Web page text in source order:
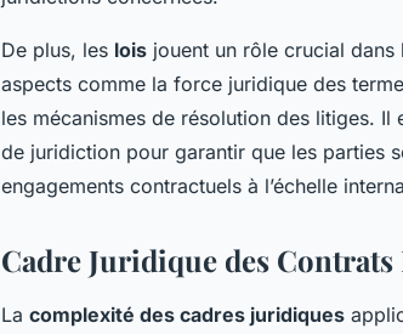
De plus, les lois jouent un rôle crucial
aspects comme la force juridique des
les mécanismes de résolution des litiges.
de juridiction pour garantir que les parties
engagements contractuels à l’échelle
Cadre Juridique des
La complexité des cadres juridiques